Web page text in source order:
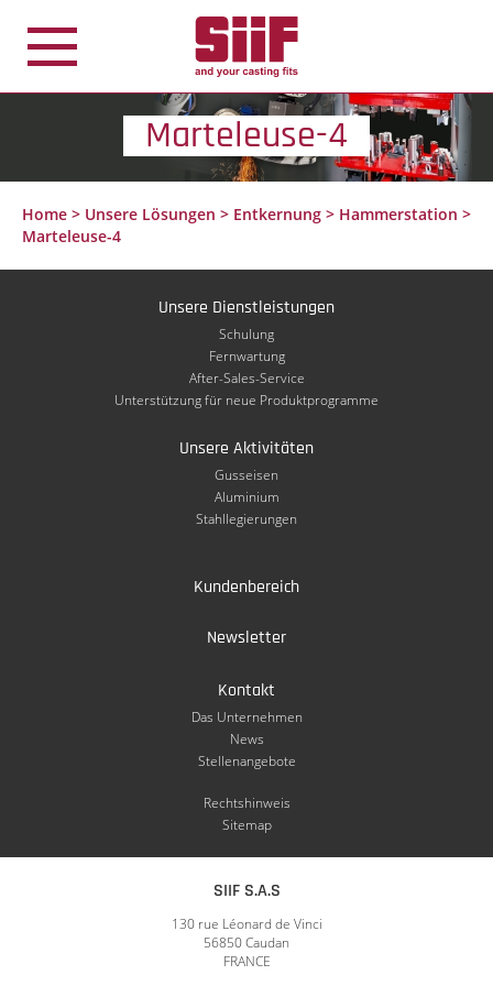
Marteleuse-4
Home > Unsere Lösungen > Entkernung > Hammerstation >
Marteleuse-4
Unsere Dienstleistungen
Schulung
Fernwartung
After-Sales-Service
Unterstützung für neue Produktprogramme
Unsere Aktivitäten
Gusseisen
Aluminium
Stahllegierungen
Kundenbereich
Newsletter
Kontakt
Das Unternehmen
News
Stellenangebote
Rechtshinweis
Sitemap
SIIF S.A.S
130 rue Léonard de Vinci
56850 Caudan
FRANCE